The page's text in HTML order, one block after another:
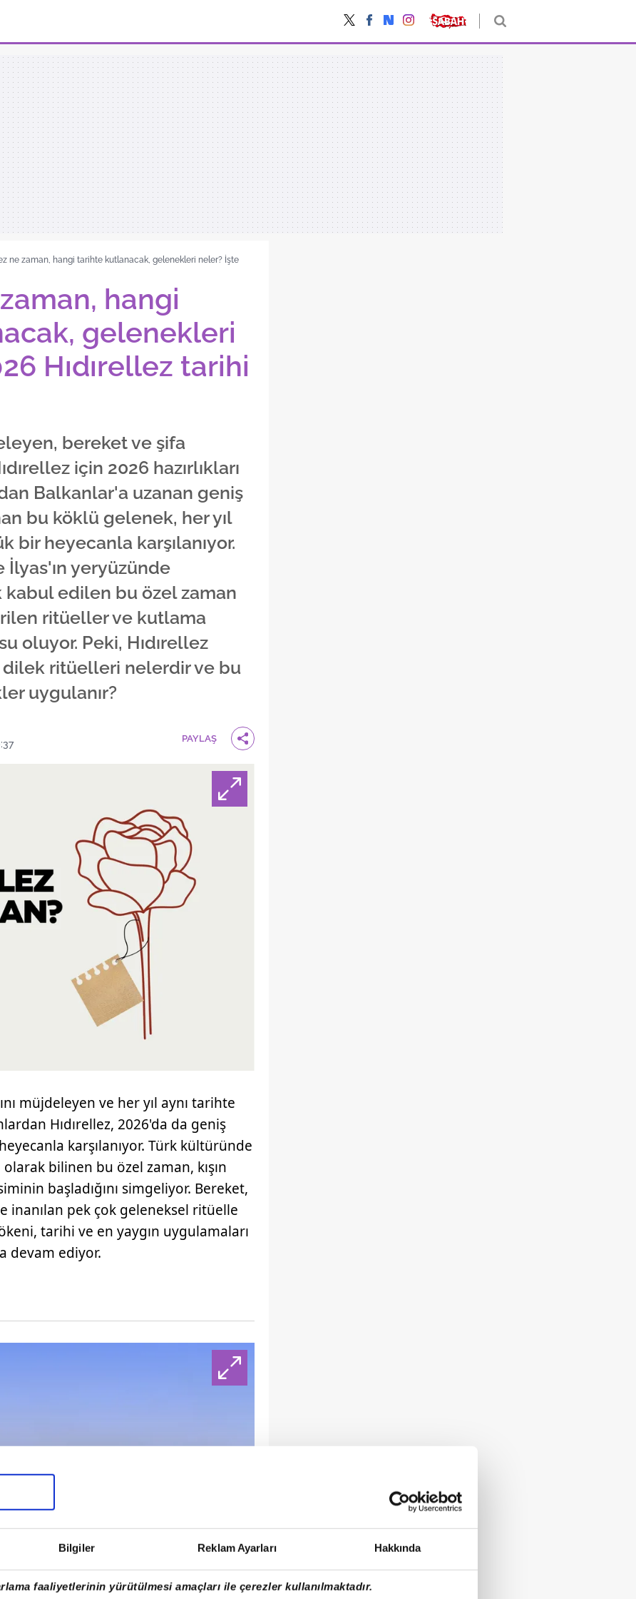
Bilgiler Reklam Ayarları Hakkında
faaliyetlerinin yürütülmesi amaçları ile çerezler kullanılmaktadır.
ne zaman, hangi tarihte kutlanacak, gelenekleri neler? İşte
hangi
gelenekleri
Hıdırellez tarihi
bereket ve şifa
için 2026 hazırlıkları
Balkanlar'a uzanan geniş
bu köklü gelenek, her yıl
bir heyecanla karşılanıyor.
İlyas'ın yeryüzünde
edilen bu özel zaman
ritüeller ve kutlama
oluyor. Peki, Hıdırellez
dilek ritüelleri nelerdir ve bu
uygulanır?
PAYLAŞ
müjdeleyen ve her yıl aynı tarihte
Hıdırellez, 2026'da da geniş
karşılanıyor. Türk kültüründe
olarak bilinen bu özel zaman, kışın
başladığını simgeliyor. Bereket,
inanılan pek çok geleneksel ritüelle
tarihi ve en yaygın uygulamaları
devam ediyor.